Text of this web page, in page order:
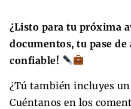
¿Listo para tu próxima
documentos, tu pase
confiable!
¿Tú también incluyes
Cuéntanos en los